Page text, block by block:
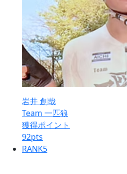
岩井 創哉
Team 一匹狼
獲得ポイント
92pts
RANK5